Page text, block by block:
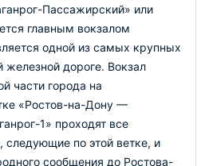
Пассажирский» или
главным вокзалом
одной из самых крупных
железной дороге. Вокзал
части города на
«Ростов-на-Дону —
1» проходят все
следующие по этой ветке, и
сообщения до Ростова-